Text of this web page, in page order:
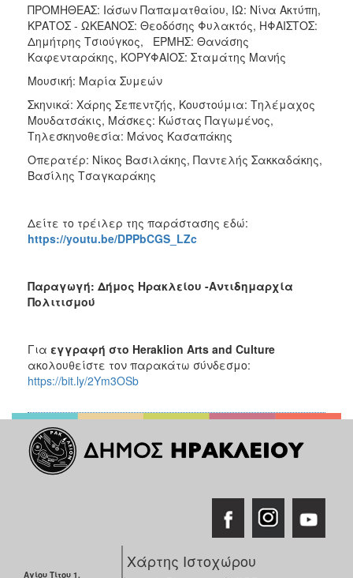
ΠΡΟΜΗΘΕΑΣ: Ιάσων Παπαματθαίου, ΙΩ: Νίνα Ακτύπη,
ΚΡΑΤΟΣ - ΩΚΕΑΝΟΣ: Θεοδόσης Φυλακτός, ΗΦΑΙΣΤΟΣ:
Δημήτρης Τσιούγκος, ΕΡΜΗΣ: Θανάσης
Καφενταράκης, ΚΟΡΥΦΑΙΟΣ: Σταμάτης Μανής
Μουσική: Μαρία Συμεών
Σκηνικά: Χάρης Σεπεντζής, Κουστούμια: Τηλέμαχος
Μουδατσάκις, Μάσκες: Κώστας Παγωμένος,
Τηλεσκηνοθεσία: Μάνος Κασαπάκης
Οπερατέρ: Νίκος Βασιλάκης, Παντελής Σακκαδάκης,
Βασίλης Τσαγκαράκης
Δείτε το τρέιλερ της παράστασης εδώ:
https://youtu.be/DPPbCGS_LZc
Παραγωγή: Δήμος Ηρακλείου -Αντιδημαρχία
Πολιτισμού
Για εγγραφή στο Heraklion Arts and Culture
ακολουθείστε τον παρακάτω σύνδεσμο:
https://bit.ly/2Ym3OSb
Αγίου Τίτου 1,
Χάρτης Ιστοχώρου